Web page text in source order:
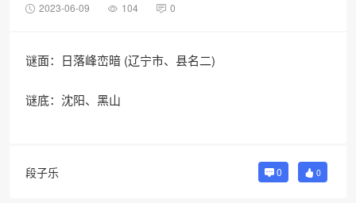
2023-06-09 104 0
谜面：日落峰峦暗 (辽宁市、县名二)
谜底：沈阳、黑山
段子乐 0 0